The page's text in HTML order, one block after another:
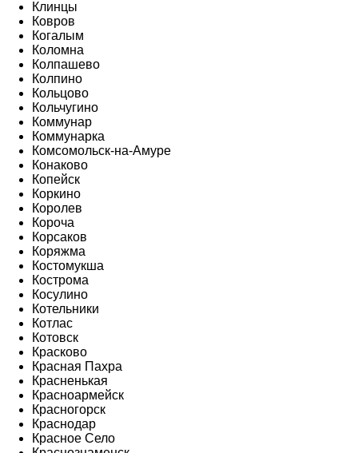
Клинцы
Ковров
Когалым
Коломна
Колпашево
Колпино
Кольцово
Кольчугино
Коммунар
Коммунарка
Комсомольск-на-Амуре
Конаково
Копейск
Коркино
Королев
Короча
Корсаков
Коряжма
Костомукша
Кострома
Косулино
Котельники
Котлас
Котовск
Красково
Красная Пахра
Красненькая
Красноармейск
Красногорск
Краснодар
Красное Село